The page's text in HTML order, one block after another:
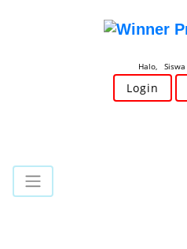
Halo, Siswa
Login